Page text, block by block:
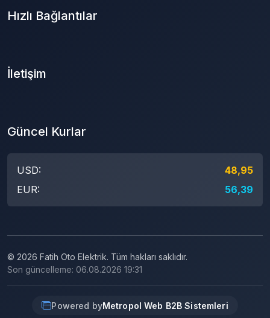
Hızlı Bağlantılar
İletişim
Güncel Kurlar
USD:
48,95
EUR:
56,39
© 2026 Fatih Oto Elektrik. Tüm hakları saklıdır.
Son güncelleme: 06.08.2026 19:31
Powered byMetropol Web B2B Sistemleri